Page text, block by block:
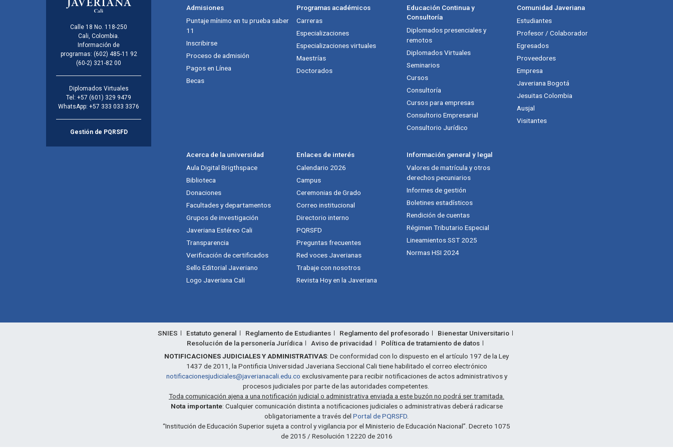
Calle 18 No. 118-250
Cali, Colombia.
Información de
programas: (602) 485-11 92
(60-2) 321-82 00
Diplomados Virtuales
Tel: +57 (601) 329 9479
WhatsApp: +57 333 033 3376
Gestión de PQRSFD
Admisiones
Puntaje mínimo en tu prueba saber
11
Inscribirse
Proceso de admisión
Pagos en Línea
Becas
Programas académicos
Carreras
Especializaciones
Especializaciones virtuales
Maestrías
Doctorados
Educación Continua y
Consultoría
Diplomados presenciales y
remotos
Diplomados Virtuales
Seminarios
Cursos
Consultoría
Cursos para empresas
Consultorio Empresarial
Consultorio Jurídico
Comunidad Javeriana
Estudiantes
Profesor / Colaborador
Egresados
Proveedores
Empresa
Javeriana Bogotá
Jesuitas Colombia
Ausjal
Visitantes
Acerca de la universidad
Aula Digital Brigthspace
Biblioteca
Donaciones
Facultades y departamentos
Grupos de investigación
Javeriana Estéreo Cali
Transparencia
Verificación de certificados
Sello Editorial Javeriano
Logo Javeriana Cali
Enlaces de interés
Calendario 2026
Campus
Ceremonias de Grado
Correo institucional
Directorio interno
PQRSFD
Preguntas frecuentes
Red voces Javerianas
Trabaje con nosotros
Revista Hoy en la Javeriana
Información general y legal
Valores de matrícula y otros
derechos pecuniarios
Informes de gestión
Boletines estadísticos
Rendición de cuentas
Régimen Tributario Especial
Lineamientos SST 2025
Normas HSI 2024
SNIES Estatuto general Reglamento de Estudiantes Reglamento del profesorado
Bienestar Universitario
Resolución de la personería Jurídica
Aviso de privacidad
Política de tratamiento de datos
NOTIFICACIONES JUDICIALES Y ADMINISTRATIVAS: De conformidad con lo dispuesto en el artículo 197 de la Ley
1437 de 2011, la Pontificia Universidad Javeriana Seccional Cali tiene habilitado el correo electrónico
notificacionesjudiciales@javerianacali.edu.co exclusivamente para recibir notificaciones de actos administrativos y
procesos judiciales por parte de las autoridades competentes.
Toda comunicación ajena a una notificación judicial o administrativa enviada a este buzón no podrá ser tramitada.
Nota importante: Cualquier comunicación distinta a notificaciones judiciales o administrativas deberá radicarse
obligatoriamente a través del Portal de PQRSFD
“Institución de Educación Superior sujeta a control y vigilancia por el Ministerio de Educación Nacional”. Decreto 1075
de 2015 / Resolución 12220 de 2016